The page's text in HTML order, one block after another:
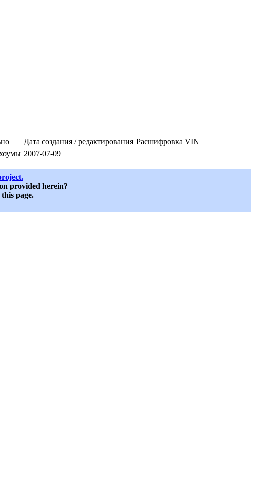
Дата создания / редактирования Расшифровка VIN
2007-07-09
provided herein?
page.